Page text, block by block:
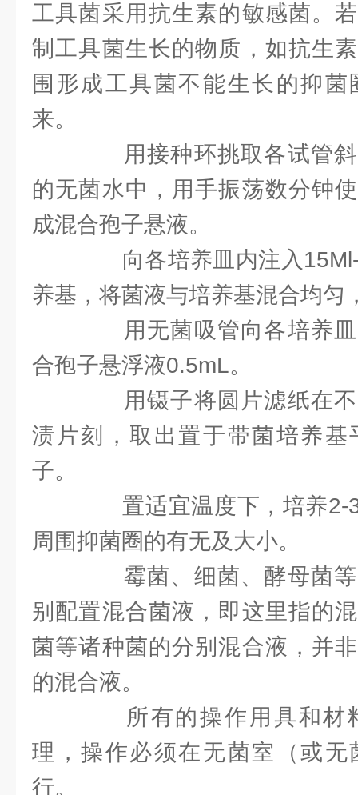
工具菌采用抗生素的敏感菌。
制工具菌生长的物质，如抗生
围形成工具菌不能生长的抑
来。
用接种环挑取各试管斜
的无菌水中，用手振荡数分钟
成混合孢子悬液。
向各培养皿内注入15Ml-
养基，将菌液与培养基混合均匀
用无菌吸管向各培养皿
合孢子悬浮液0.5mL。
用镊子将圆片滤纸在不
渍片刻，取出置于带菌培养基
子。
置适宜温度下，培养2-3
周围抑菌圈的有无及大小。
霉菌、细菌、酵母菌等
别配置混合菌液，即这里指的
菌等诸种菌的分别混合液，并
的混合液。
所有的操作用具和材
理，操作必须在无菌室（或无
行。